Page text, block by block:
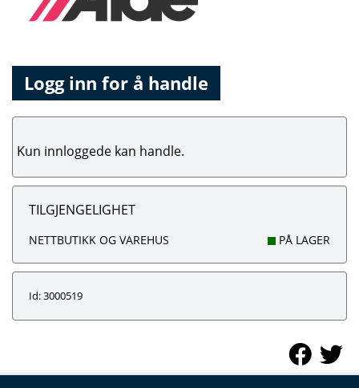
Logg inn for å handle
Kun innloggede kan handle.
TILGJENGELIGHET
NETTBUTIKK OG VAREHUS PÅ LAGER
Id: 3000519